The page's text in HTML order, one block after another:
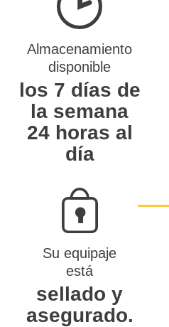
Almacenamiento
disponible
los 7 días de
la semana
24 horas al
día
Su equipaje
está
sellado y
asegurado.